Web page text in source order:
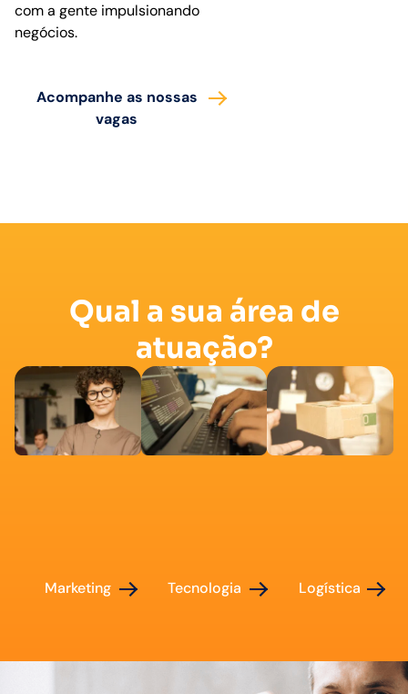
com a gente impulsionando
negócios.
Acompanhe as nossas
vagas
Qual a sua área de
atuação?
Marketing Tecnologia Logística